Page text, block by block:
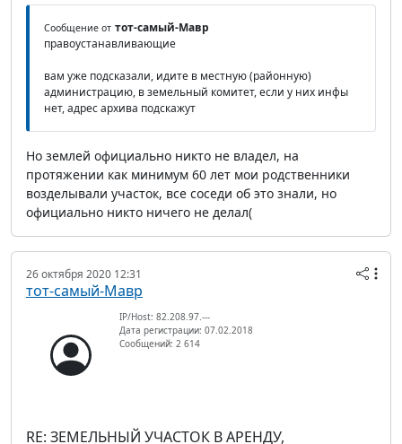
Сообщение от тот-самый-Мавр
правоустанавливающие
вам уже подсказали, идите в местную (районную)
администрацию, в земельный комитет, если у них инфы
нет, адрес архива подскажут
Но землей официально никто не владел, на
протяжении как минимум 60 лет мои родственники
возделывали участок, все соседи об это знали, но
официально никто ничего не делал(
26 октября 2020 12:31
тот-самый-Мавр
IP/Host: 82.208.97.---
Дата регистрации: 07.02.2018
Сообщений: 2 614
RE: ЗЕМЕЛЬНЫЙ УЧАСТОК В АРЕНДУ,